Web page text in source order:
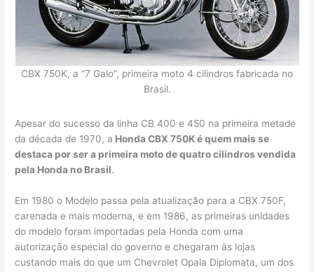
CBX 750K, a “7 Galo”, primeira moto 4 cilindros fabricada no
Brasil.
Apesar do sucesso da linha CB 400 e 450 na primeira metade
da década de 1970, a Honda CBX 750K é quem mais se
destaca por ser a primeira moto de quatro cilindros vendida
pela Honda no Brasil.
Em 1980 o Modelo passa pela atualização para a CBX 750F,
carenada e mais moderna, e em 1986, as primeiras unidades
do modelo foram importadas pela Honda com uma
autorização especial do governo e chegaram às lojas
custando mais do que um Chevrolet Opala Diplomata, um dos